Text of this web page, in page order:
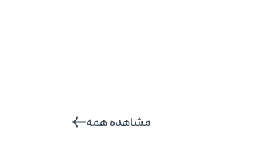
مشاهده همه